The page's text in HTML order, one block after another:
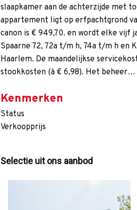
slaapkamer aan de achterzijde met
appartement ligt op erfpachtgrond
canon is € 949,70. en wordt elke vijf
Spaarne 72, 72a t/m h, 74a t/m h
Haarlem. De maandelijkse
stookkosten (à € 6,98). Het beheer…
Kenmerken
Status
Verkoopprijs
Selectie uit ons aanbod